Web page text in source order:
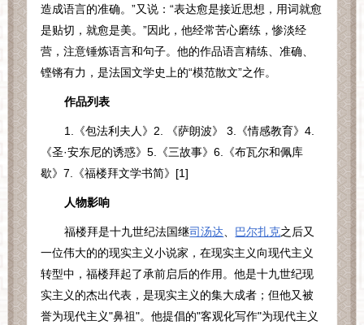
造成语言的准确。”又说：“表达愈是接近思想，用词就愈
是贴切，就愈是美。”因此，他经常苦心磨练，惨淡经
营，注意锤炼语言和句子。他的作品语言精练、准确、
铿锵有力，是法国文学史上的“模范散文”之作。
作品列表
1. 《包法利夫人》 2. 《萨朗波》 3. 《情感教育》4.
《圣·安东尼的诱惑》 5. 《三故事》 6.
《布瓦尔和佩库
歇》 7. 《福楼拜文学书简》 [1]
人物影响
福楼拜是十九世纪法国继司汤达 巴尔扎克之后又
一位伟大的的现实主义小说家，在现实主义向现代主义
转型中，福楼拜起了承前启后的作用。他是十九世纪现
实主义的杰出代表，是现实主义的集大成者；但他又被
誉为现代主义"鼻祖"。他提倡的"客观化写作"为现代主义